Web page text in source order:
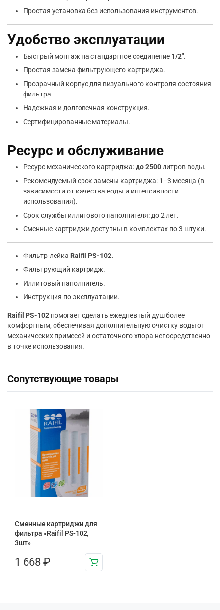
Простая установка без использования инструментов.
Удобство эксплуатации
Быстрый монтаж на стандартное соединение 1/2″.
Простая замена фильтрующего картриджа.
Прозрачный корпус для визуального контроля состояния
фильтра.
Надежная и долговечная конструкция.
Сертифицированные материалы.
Ресурс и обслуживание
Ресурс механического картриджа:до 2500литров воды.
Рекомендуемый срок замены картриджа: 1–3 месяца (в
зависимости от качества воды и интенсивности
использования).
Срок службы иллитового наполнителя: до 2 лет.
Сменные картриджи доступны в комплектах по 3 штуки.
Фильтр-лейка Raifil PS-102.
Фильтрующий картридж.
Иллитовый наполнитель.
Инструкция по эксплуатации.
Raifil PS-102помогает сделать ежедневный душ более
комфортным, обеспечивая дополнительную очистку воды от
механических примесей и остаточного хлора непосредственно
в точке использования.
Сопутствующие товары
Сменные картриджи для
фильтра «Raifil PS-102,
3шт»
1 668 ₽